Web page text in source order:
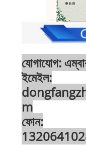
যোগাযোগ:
ইমেইল:
m
ফোন: